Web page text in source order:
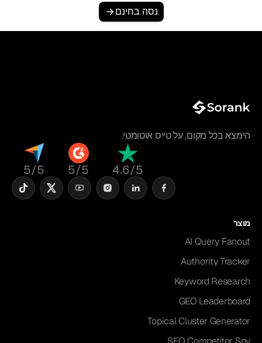
נסה בחינם
הימצא בכל מקום, על טייס אוטומטי.
4.6/5
5/5
5/5
מוצר
AI Query Fanout
Authority Tracker
Keyword Research
GEO Leaderboard
Topical Cluster Generator